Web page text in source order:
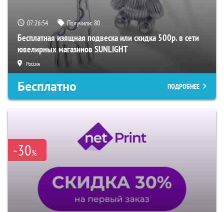
07:26:53 Получили:80
Бесплатная изящная подвеска или скидка 500р. в сети
ювелирных магазинов SUNLIGHT
Россия
Бесплатно ПОДРОБНЕЕ
-30%